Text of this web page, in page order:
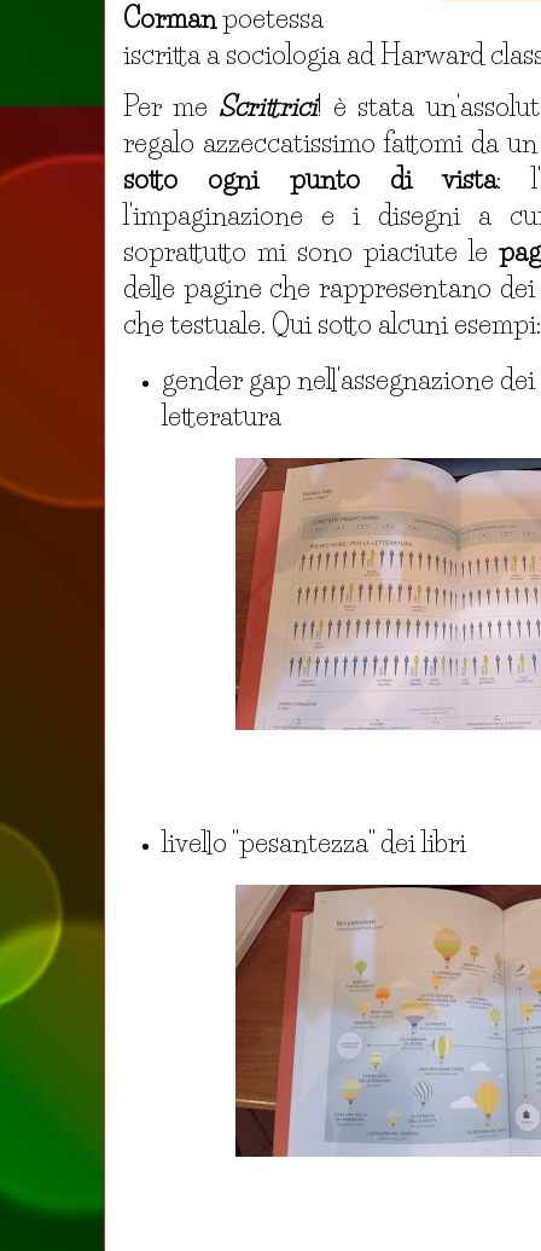
Cormanpoetessa
iscritta a sociologia ad Harward
Per me Scrittrici! è stata
regalo azzeccatissimo fattomi da
sotto ogni punto di vista:
l'impaginazione e i disegni a
soprattutto mi sono piaciute le
delle pagine che rappresentano
che testuale. Qui sotto alcuni esempi:
gender gap nell'assegnazione
letteratura
livello "pesantezza" dei libri